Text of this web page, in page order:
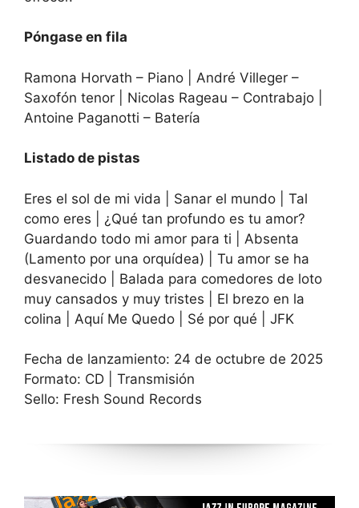
Póngase en fila
Ramona Horvath – Piano | André Villeger –
Saxofón tenor | Nicolas Rageau – Contrabajo |
Antoine Paganotti – Batería
Listado de pistas
Eres el sol de mi vida | Sanar el mundo | Tal
como eres | ¿Qué tan profundo es tu amor?
Guardando todo mi amor para ti | Absenta
(Lamento por una orquídea) | Tu amor se ha
desvanecido | Balada para comedores de loto
muy cansados ​​y muy tristes | El brezo en la
colina | Aquí Me Quedo | Sé por qué | JFK
Fecha de lanzamiento: 24 de octubre de 2025
Formato: CD | Transmisión
Sello: Fresh Sound Records